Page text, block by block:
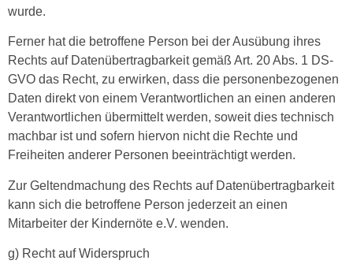
wurde.
Ferner hat die betroffene Person bei der Ausübung ihres
Rechts auf Datenübertragbarkeit gemäß Art. 20 Abs. 1 DS-
GVO das Recht, zu erwirken, dass die personenbezogenen
Daten direkt von einem Verantwortlichen an einen anderen
Verantwortlichen übermittelt werden, soweit dies technisch
machbar ist und sofern hiervon nicht die Rechte und
Freiheiten anderer Personen beeinträchtigt werden.
Zur Geltendmachung des Rechts auf Datenübertragbarkeit
kann sich die betroffene Person jederzeit an einen
Mitarbeiter der Kindernöte e.V. wenden.
g) Recht auf Widerspruch